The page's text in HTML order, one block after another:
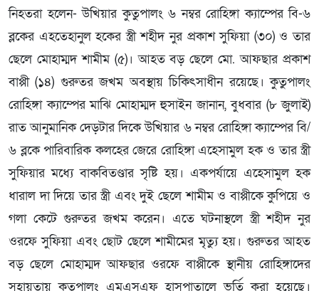
নিহতরা হলেন- উখিয়ার কুতুপালং ৬ নম্বর রোহিঙ্গা ক্যাম্পের বি-৬
ব্লকের এহতেহানুল হকের স্ত্রী শহীদ নুর প্রকাশ সুফিয়া (৩০) ও তার
ছেলে মোহাম্মদ শামীম (৫)। আহত বড় ছেলে মো. আফছার প্রকাশ
বাপ্পী (১৪) গুরুতর জখম অবস্থায় চিকিৎসাধীন রয়েছে। কুতুপালং
রোহিঙ্গা ক্যাম্পের মাঝি মোহাম্মদ হুসাইন জানান, বুধবার (৮ জুলাই)
রাত আনুমানিক দেড়টার দিকে উখিয়ার ৬ নম্বর রোহিঙ্গা ক্যাম্পের বি/
৬ ব্লকে পারিবারিক কলহের জেরে রোহিঙ্গা এহেসামুল হক ও তার স্ত্রী
সুফিয়ার মধ্যে বাকবিতণ্ডার সৃষ্টি হয়। একপর্যায়ে এহেসামুল হক
ধারাল দা দিয়ে তার স্ত্রী এবং দুই ছেলে শামীম ও বাপ্পীকে কুপিয়ে ও
গলা কেটে গুরুতর জখম করেন। এতে ঘটনাস্থলে স্ত্রী শহীদ নুর
ওরফে সুফিয়া এবং ছোট ছেলে শামীমের মৃত্যু হয়। গুরুতর আহত
বড় ছেলে মোহাম্মদ আফছার ওরফে বাপ্পীকে স্থানীয় রোহিঙ্গাদের
সহায়তায় কুতুপালং এমএসএফ হাসপাতালে ভর্তি করা হয়েছে।